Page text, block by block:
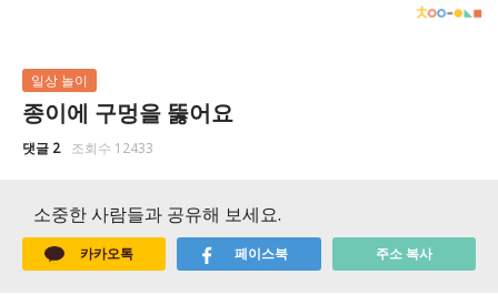
일상 놀이
종이에 구멍을 뚫어요
댓글 2 조회수 12433
소중한 사람들과 공유해 보세요.
카카오톡 페이스북 주소 복사